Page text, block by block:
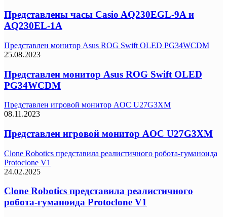
Представлены часы Casio AQ230EGL-9A и
AQ230EL-1A
Представлен монитор Asus ROG Swift OLED PG34WCDM
25.08.2023
Представлен монитор Asus ROG Swift OLED
PG34WCDM
Представлен игровой монитор AOC U27G3XM
08.11.2023
Представлен игровой монитор AOC U27G3XM
Clone Robotics представила реалистичного робота-гуманоида
Protoclone V1
24.02.2025
Clone Robotics представила реалистичного
робота-гуманоида Protoclone V1